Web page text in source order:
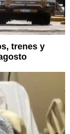
trenes y